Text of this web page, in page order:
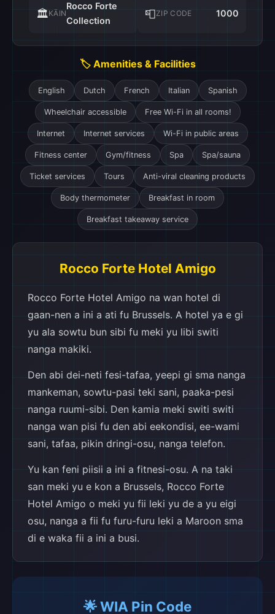
🏛️KÄIN
Rocco Forte
Collection
📮ZIP CODE 1000
🏷️ Amenities & Facilities
English Dutch French Italian Spanish
Wheelchair accessible Free Wi-Fi in all rooms!
Internet Internet services Wi-Fi in public areas
Fitness center Gym/fitness Spa Spa/sauna
Ticket services Tours Anti-viral cleaning products
Body thermometer Breakfast in room
Breakfast takeaway service
Rocco Forte Hotel Amigo
Rocco Forte Hotel Amigo na wan hotel di
gaan-nen a ini a ati fu Brussels. A hotel ya e gi
yu ala sowtu bun sibi fu meki yu libi switi
nanga makiki.
Den abi dei-neti fesi-tafaa, yeepi gi sma nanga
mankeman, sowtu-pasi teki sani, paaka-pesi
nanga ruumi-sibi. Den kamia meki switi switi
nanga wan pisi fu den abi eekondisi, ee-wami
sani, tafaa, pikin dringi-osu, nanga telefon.
Yu kan feni piisii a ini a fitnesi-osu. A na taki
san meki yu e kon a Brussels, Rocco Forte
Hotel Amigo o meki yu fii leki yu de a yu eigi
osu, nanga a fii fu furu-furu leki a Maroon sma
di e waka fii a ini a busi.
🌟 WIA Pin Code